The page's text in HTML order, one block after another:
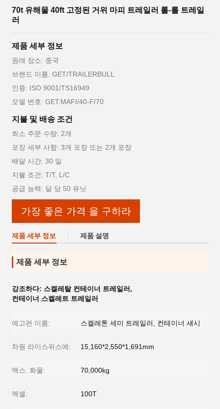
70t 유해물 40ft 고정된 거위 마피 트레일러 롤-롤 트레일
러
제품 세부 정보
원래 장소: 중국
브랜드 이름: GET/TRAILERBULL
인증: ISO 9001/TS16949
모델 번호: GET.MAFI/40-F/70
지불 및 배송 조건
최소 주문 수량: 2개
포장 세부 사항: 3개 포장 또는 2개 포장
배달 시간: 30 일
지불 조건: T/T, L/C
공급 능력: 달 당 50 유닛
가장 좋은 가격 을 구하라
제품 세부 정보 제품 설명
제품 세부 정보
강조하다: 스켈레탈 컨테이너 트레일러 ,
컨테이너 스켈레트 트레일러
예고편 이름: 스켈레톤 세미 트레일러, 컨테이너 섀시
차원 라이스위스에: 15,160*2,550*1,691mm
맥스. 화물: 70,000kg
엑셀: 100T